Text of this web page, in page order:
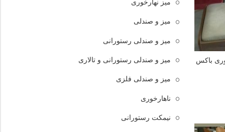
میز نهارخوری
میز و صندلی
میز و صندلی رستورانی
میز و صندلی رستورانی و تالاری
میز و صندلی فلزی
ناهارخوری
نیمکت رستورانی
باکس